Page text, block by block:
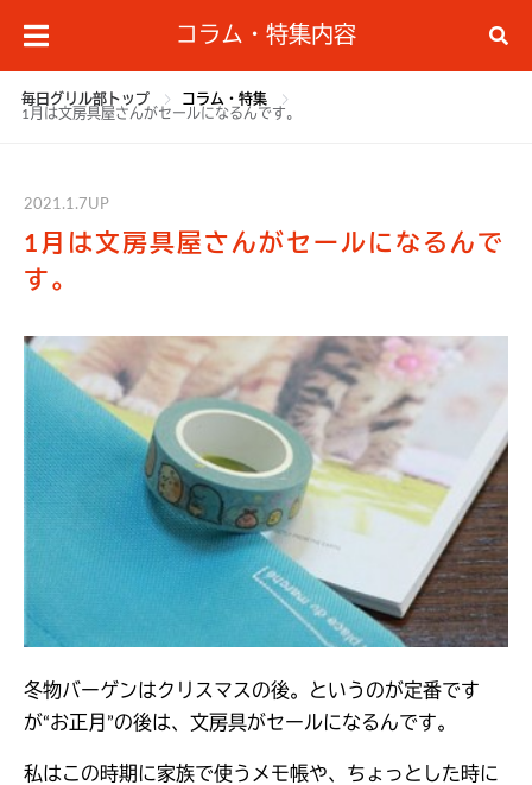
コラム・特集内容
毎日グリル部トップ
コラム・特集
1月は文房具屋さんがセールになるんです。
2021.1.7UP
1月は文房具屋さんがセールになるんで
す。
冬物バーゲンはクリスマスの後。というのが定番です
が“お正月”の後は、文房具がセールになるんです。
私はこの時期に家族で使うメモ帳や、ちょっとした時に